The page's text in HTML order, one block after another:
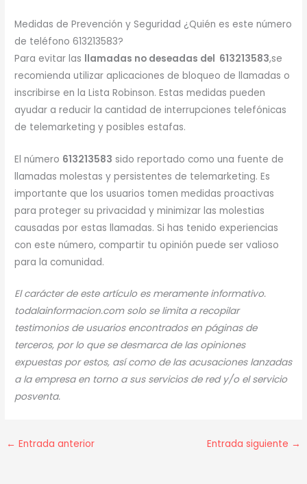
Medidas de Prevención y Seguridad ¿Quién es este número
de teléfono 613213583?
Para evitar las llamadas no deseadas del 613213583,se
recomienda utilizar aplicaciones de bloqueo de llamadas o
inscribirse en la Lista Robinson. Estas medidas pueden
ayudar a reducir la cantidad de interrupciones telefónicas
de telemarketing y posibles estafas.
El número 613213583 sido reportado como una fuente de
llamadas molestas y persistentes de telemarketing. Es
importante que los usuarios tomen medidas proactivas
para proteger su privacidad y minimizar las molestias
causadas por estas llamadas. Si has tenido experiencias
con este número, compartir tu opinión puede ser valioso
para la comunidad.
El carácter de este artículo es meramente informativo.
todalainformacion.com solo se limita a recopilar
testimonios de usuarios encontrados en páginas de
terceros, por lo que se desmarca de las opiniones
expuestas por estos, así como de las acusaciones lanzadas
a la empresa en torno a sus servicios de red y/o el servicio
posventa.
← Entrada anterior Entrada siguiente →